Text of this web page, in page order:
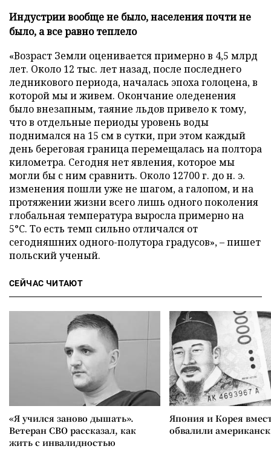
Индустрии вообще не было, населения почти не
было, а все равно теплело
«Возраст Земли оценивается примерно в 4,5 млрд
лет. Около 12 тыс. лет назад, после последнего
ледникового периода, началась эпоха голоцена, в
которой мы и живем. Окончание оледенения
было внезапным, таяние льдов привело к тому,
что в отдельные периоды уровень воды
поднимался на 15 см в сутки, при этом каждый
день береговая граница перемещалась на полтора
километра. Сегодня нет явления, которое мы
могли бы с ним сравнить. Около 12700 г. до н. э.
изменения пошли уже не шагом, а галопом, и на
протяжении жизни всего лишь одного поколения
глобальная температура выросла примерно на
5°C. То есть темп сильно отличался от
сегодняшних одного-полутора градусов», – пишет
польский ученый.
СЕЙЧАС ЧИТАЮТ
«Я учился заново дышать».
Ветеран СВО рассказал, как
жить с инвалидностью
Япония и Корея
обвалили